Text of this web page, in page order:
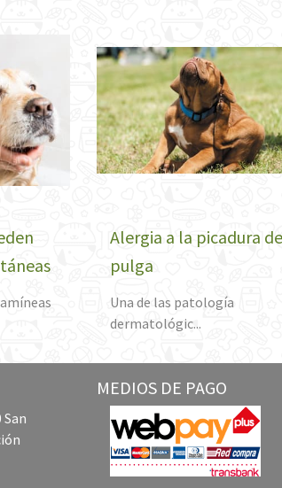
Alergia a la picadura de
pulga
Una de las patología
dermatológic...
MEDIOS DE PAGO